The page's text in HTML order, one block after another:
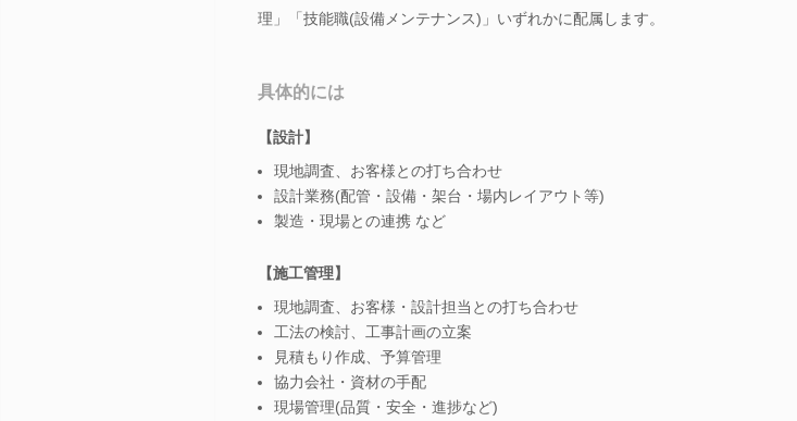
理」「技能職(設備メンテナンス)」いずれかに配属します。
具体的には
【設計】
現地調査、お客様との打ち合わせ
設計業務(配管・設備・架台・場内レイアウト等)
製造・現場との連携 など
【施工管理】
現地調査、お客様・設計担当との打ち合わせ
工法の検討、工事計画の立案
見積もり作成、予算管理
協力会社・資材の手配
現場管理(品質・安全・進捗など)